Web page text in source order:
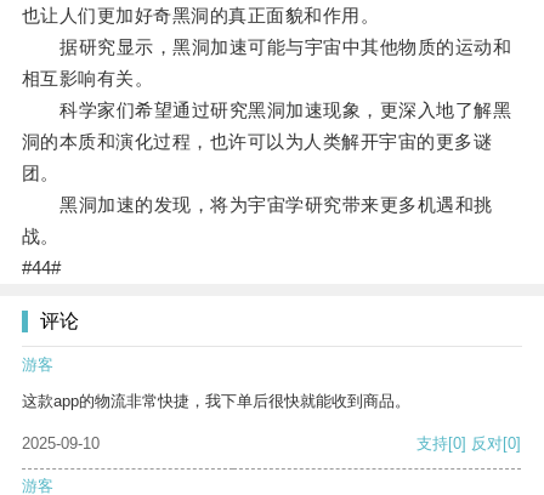
也让人们更加好奇黑洞的真正面貌和作用。
据研究显示，黑洞加速可能与宇宙中其他物质的运动和
相互影响有关。
科学家们希望通过研究黑洞加速现象，更深入地了解黑
洞的本质和演化过程，也许可以为人类解开宇宙的更多谜
团。
黑洞加速的发现，将为宇宙学研究带来更多机遇和挑
战。
#44#
评论
游客
这款app的物流非常快捷，我下单后很快就能收到商品。
2025-09-10 支持[0] 反对[0]
游客